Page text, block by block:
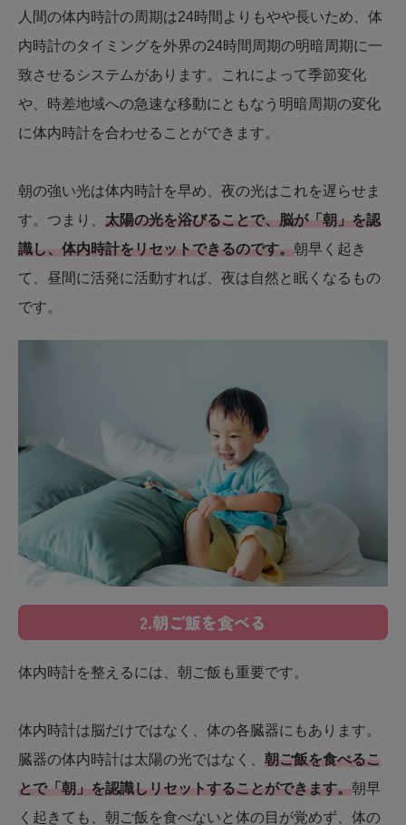
人間の体内時計の周期は24時間よりもやや長いため、体
内時計のタイミングを外界の24時間周期の明暗周期に一
致させるシステムがあります。これによって季節変化
や、時差地域への急速な移動にともなう明暗周期の変化
に体内時計を合わせることができます。
朝の強い光は体内時計を早め、夜の光はこれを遅らせま
す。つまり、 太陽の光を浴びることで、脳が「朝」を認
識し、体内時計をリセットできるのです。 朝早く起き
て、昼間に活発に活動すれば、夜は自然と眠くなるもの
です。
2.朝ご飯を食べる
体内時計を整えるには、朝ご飯も重要です。
体内時計は脳だけではなく、体の各臓器にもあります。
臓器の体内時計は太陽の光ではなく、 朝ご飯を食べるこ
とで「朝」を認識しリセットすることができます。 朝早
く起きても、朝ご飯を食べないと体の目が覚めず、体の